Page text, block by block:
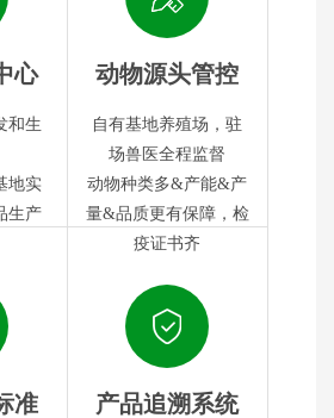
心
和生
地实
生产
动物源头管控
自有基地养殖场，驻
场兽医全程监督
动物种类多&产能&产
量&品质更有保障，检
疫证书齐
准 产品追溯系统